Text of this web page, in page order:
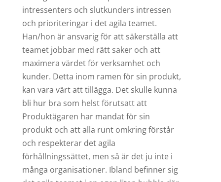
intressenters och slutkunders intressen
och prioriteringar i det agila teamet.
Han/hon är ansvarig för att säkerställa att
teamet jobbar med rätt saker och att
maximera värdet för verksamhet och
kunder. Detta inom ramen för sin produkt,
kan vara värt att tillägga. Det skulle kunna
bli hur bra som helst förutsatt att
Produktägaren har mandat för sin
produkt och att alla runt omkring förstår
och respekterar det agila
förhållningssättet, men så är det ju inte i
många organisationer. Ibland befinner sig